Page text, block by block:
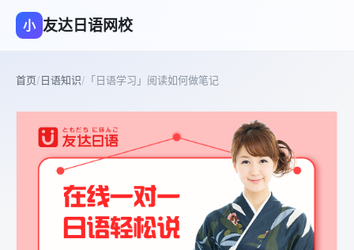
小 友达日语网校
首页/日语知识/ 「日语学习」阅读如何做笔记